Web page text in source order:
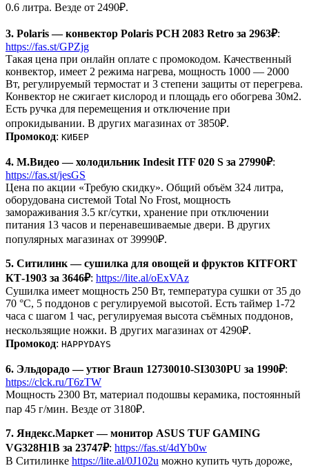
0.6 литра. Везде от 2490₽.
3. Polaris — конвектор Polaris PCH 2083 Retro за 2963₽:
https://fas.st/GPZjg
Такая цена при онлайн оплате с промокодом. Качественный
конвектор, имеет 2 режима нагрева, мощность 1000 — 2000
Вт, регулируемый термостат и 3 степени защиты от перегрева.
Конвектор не сжигает кислород и площадь его обогрева 30м2.
Есть ручка для перемещения и отключение при
опрокидывании. В других магазинах от 3850₽.
Промокод: КИБЕР
4. М.Видео — холодильник Indesit ITF 020 S за 27990₽:
https://fas.st/jesGS
Цена по акции «Требую скидку». Общий объём 324 литра,
оборудована системой Total No Frost, мощность
замораживания 3.5 кг/сутки, хранение при отключении
питания 13 часов и перенавешиваемые двери. В других
популярных магазинах от 39990₽.
5. Ситилинк — сушилка для овощей и фруктов KITFORT
КТ-1903 за 3646₽: https://lite.al/oExVAz
Сушилка имеет мощность 250 Вт, температура сушки от 35 до
70 °С, 5 поддонов с регулируемой высотой. Есть таймер 1-72
часа с шагом 1 час, регулируемая высота съёмных поддонов,
нескользящие ножки. В других магазинах от 4290₽.
Промокод: HAPPYDAYS
6. Эльдорадо — утюг Braun 12730010-SI3030PU за 1990₽:
https://clck.ru/T6zTW
Мощность 2300 Вт, материал подошвы керамика, постоянный
пар 45 г/мин. Везде от 3180₽.
7. Яндекс.Маркет — монитор ASUS TUF GAMING
VG328H1B за 23747₽: https://fas.st/4dYb0w
В Ситилинке https://lite.al/0J102u можно купить чуть дороже,